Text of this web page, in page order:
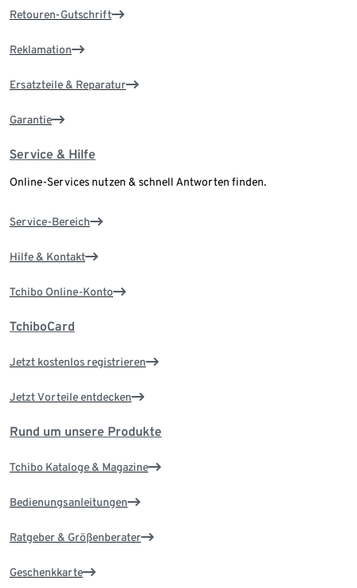
Retouren-Gutschrift
Reklamation
Ersatzteile & Reparatur
Garantie
Service & Hilfe
Online-Services nutzen & schnell Antworten finden.
Service-Bereich
Hilfe & Kontakt
Tchibo Online-Konto
TchiboCard
Jetzt kostenlos registrieren
Jetzt Vorteile entdecken
Rund um unsere Produkte
Tchibo Kataloge & Magazine
Bedienungsanleitungen
Ratgeber & Größenberater
Geschenkkarte